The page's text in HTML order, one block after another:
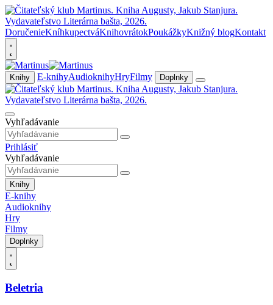
DoručenieKníhkupectváKnihovrátokPoukážkyKnižný blogKontakt
Knihy E-knihyAudioknihyHryFilmy Doplnky
Vyhľadávanie
Prihlásiť
Vyhľadávanie
Knihy
E-knihy
Audioknihy
Hry
Filmy
Doplnky
Beletria